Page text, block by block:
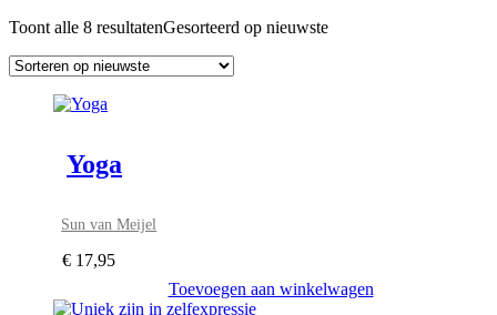
Toont alle 8 resultatenGesorteerd op nieuwste
Yoga
Sun van Meijel
€ 17,95
Toevoegen aan winkelwagen